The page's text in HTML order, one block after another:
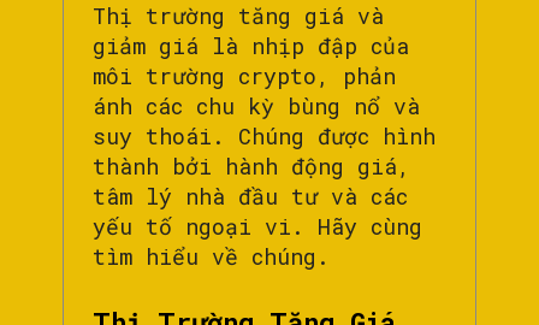
Thị trường tăng giá và
giảm giá là nhịp đập của
môi trường crypto, phản
ánh các chu kỳ bùng nổ và
suy thoái. Chúng được hình
thành bởi hành động giá,
tâm lý nhà đầu tư và các
yếu tố ngoại vi. Hãy cùng
tìm hiểu về chúng.